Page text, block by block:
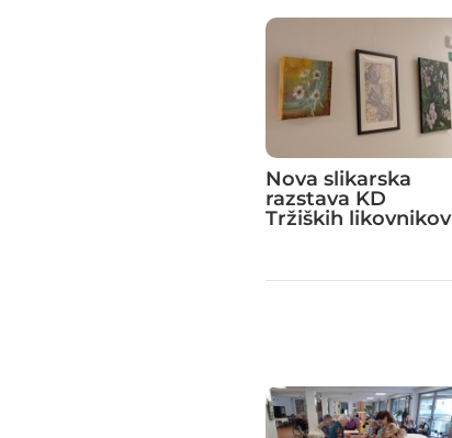
Nova slikarska
razstava KD
Tržiških likovnikov